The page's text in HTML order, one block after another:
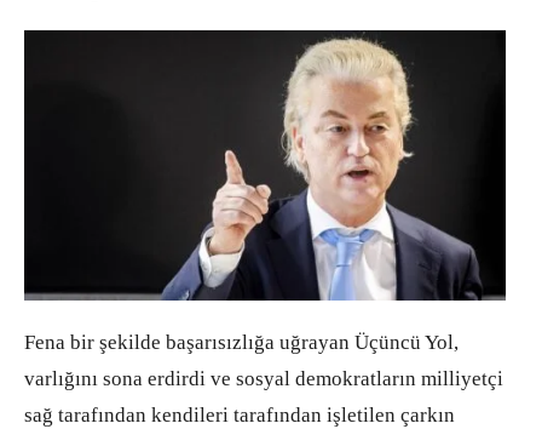
Fena bir şekilde başarısızlığa uğrayan Üçüncü Yol,
varlığını sona erdirdi ve sosyal demokratların milliyetçi
sağ tarafından kendileri tarafından işletilen çarkın